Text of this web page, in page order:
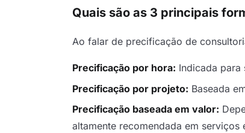
Quais são as 3 principais
Ao falar de precificação de
Precificação por hora: Indicada para
Precificação por projeto: Baseada
Precificação baseada em valor:
altamente recomendada em serviços